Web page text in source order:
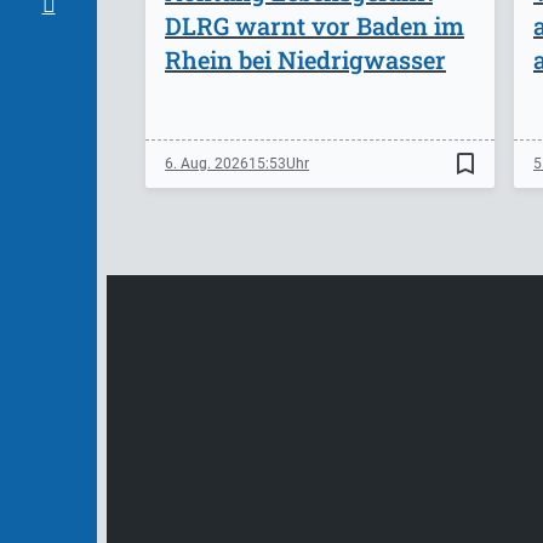
DLRG warnt vor Baden im
Rhein bei Niedrigwasser
6. Aug. 202615:53 bookmark_border